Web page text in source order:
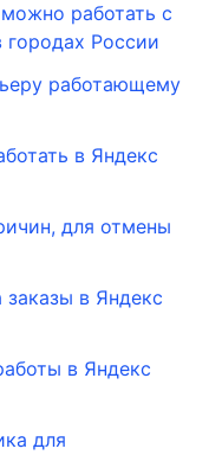
работать с
городах России
работающему
в Яндекс
для отмены
заказы в Яндекс
в Яндекс
для